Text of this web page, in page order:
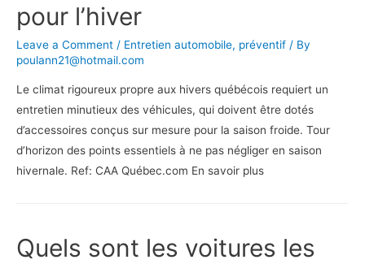
pour l’hiver
Leave a Comment / Entretien automobile, préventif / By
poulann21@hotmail.com
Le climat rigoureux propre aux hivers québécois requiert un
entretien minutieux des véhicules, qui doivent être dotés
d’accessoires conçus sur mesure pour la saison froide. Tour
d’horizon des points essentiels à ne pas négliger en saison
hivernale. Ref: CAA Québec.com En savoir plus
Quels sont les voitures les